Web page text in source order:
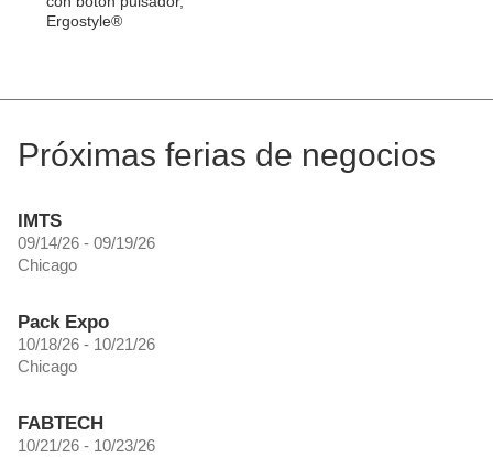
Ergostyle®
Próximas ferias de negocios
IMTS
09/14/26 - 09/19/26
Chicago
Pack Expo
10/18/26 - 10/21/26
Chicago
FABTECH
10/21/26 - 10/23/26